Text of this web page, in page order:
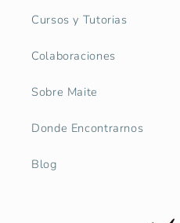
Cursos y Tutorias
Colaboraciones
Sobre Maite
Donde Encontrarnos
Blog